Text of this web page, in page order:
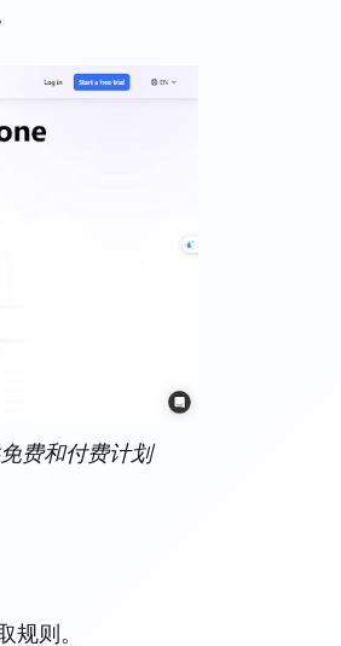
费和付费计划
则。